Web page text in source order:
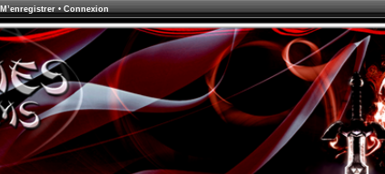
M’enregistrer• Connexion